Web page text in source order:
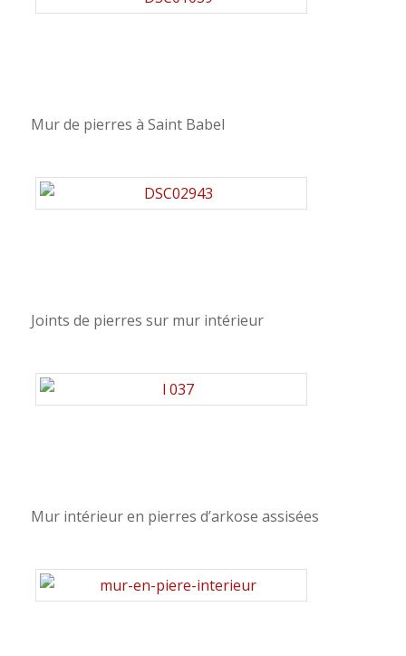
Mur de pierres à Saint Babel
Joints de pierres sur mur intérieur
Mur intérieur en pierres d’arkose assisées